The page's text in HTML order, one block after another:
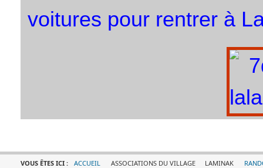
voitures pour rentrer à
VOUS ÊTES ICI : ACCUEIL ASSOCIATIONS DU VILLAGE LAMINAK